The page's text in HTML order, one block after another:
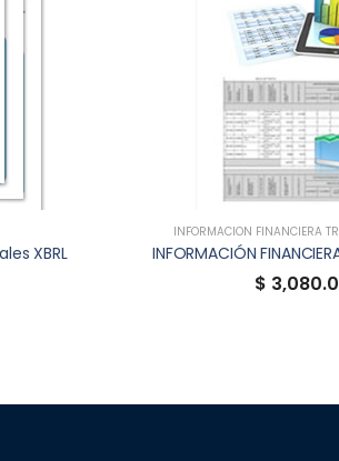
XBRL
INFORMACIÓN FINANCIERA
$